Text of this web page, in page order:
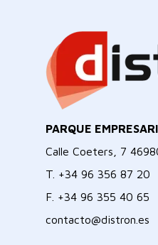
PARQUE
Calle Coeters, 7
T. +34 96 356 87 20
F. +34 96 355 40 65
contacto@distron.es